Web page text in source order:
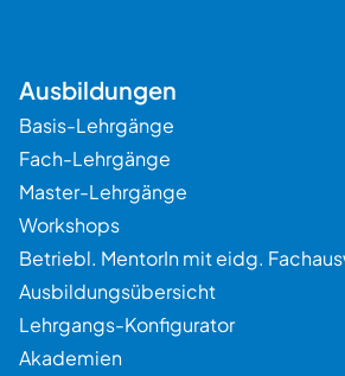
Ausbildungen
Basis-Lehrgänge
Fach-Lehrgänge
Master-Lehrgänge
Workshops
Betriebl. MentorIn mit eidg.
Ausbildungsübersicht
Lehrgangs-Konfigurator
Akademien